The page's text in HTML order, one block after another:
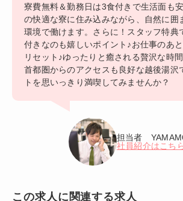
寮費無料＆勤務日は3食付きで生活面も
の快適な寮に住み込みながら、自然に囲
環境で働けます。さらに！スタッフ特典
付きなのも嬉しいポイント♪お仕事のあ
リセット♪ゆったりと癒される贅沢な時
首都圏からのアクセスも良好な越後湯沢
トを思いっきり満喫してみませんか？
担当者
社員紹介はこち
この求人に関連する求人